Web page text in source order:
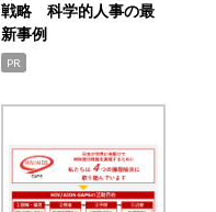
戦略 科学的人事の最
新事例
PR